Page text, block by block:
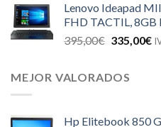
Lenovo Ideapad
FHD TACTIL, 8GB
395,00€ 335,00€
MEJOR VALORADOS
Hp Elitebook 850